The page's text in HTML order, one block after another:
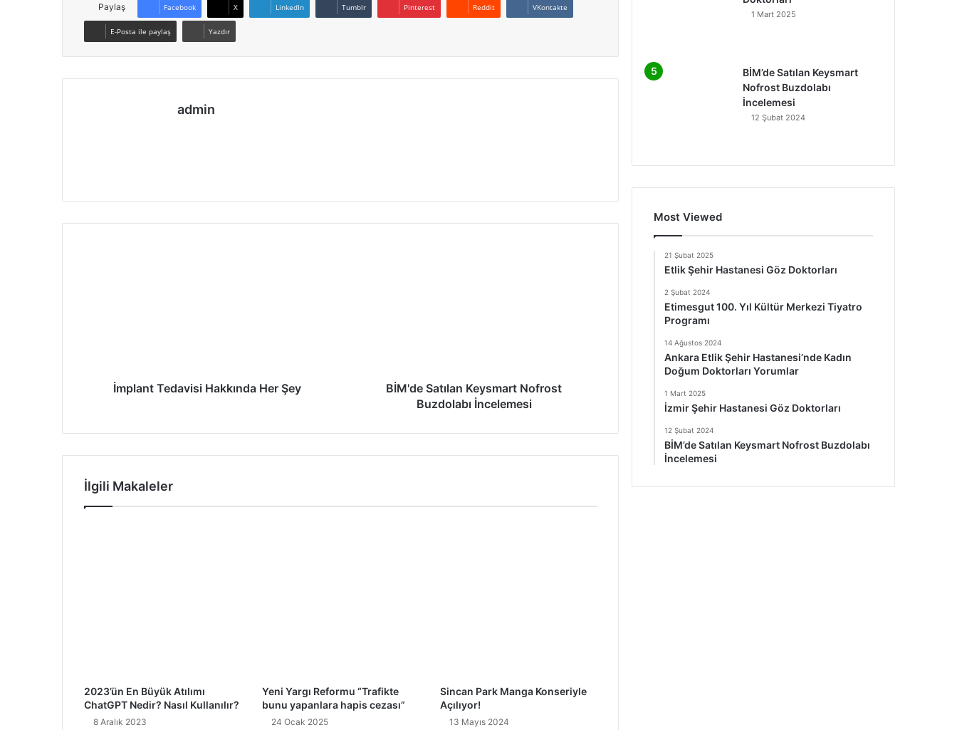
Paylaş Facebook X LinkedIn Tumblr Pinterest Reddit VKontakte
E-Posta ile paylaş Yazdır
admin
İmplant Tedavisi Hakkında Her Şey
BİM'de Satılan Keysmart Nofrost
Buzdolabı İncelemesi
İlgili Makaleler
2023’ün En Büyük Atılımı
ChatGPT Nedir? Nasıl Kullanılır?
8 Aralık 2023
Yeni Yargı Reformu “Trafikte
bunu yapanlara hapis cezası”
24 Ocak 2025
Sincan Park Manga Konseriyle
Açılıyor!
13 Mayıs 2024
1 Mart 2025
BİM’de Satılan Keysmart
Nofrost Buzdolabı
İncelemesi
12 Şubat 2024
Most Viewed
21 Şubat 2025
Etlik Şehir Hastanesi Göz Doktorları
2 Şubat 2024
Etimesgut 100. Yıl Kültür Merkezi Tiyatro
Programı
14 Ağustos 2024
Ankara Etlik Şehir Hastanesi’nde Kadın
Doğum Doktorları Yorumlar
1 Mart 2025
İzmir Şehir Hastanesi Göz Doktorları
12 Şubat 2024
BİM’de Satılan Keysmart Nofrost Buzdolabı
İncelemesi